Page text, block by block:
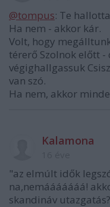
@tompus: Te
Ha nem - akkor kár.
Volt, hogy
térerő Szolnok előtt -
végighallgassuk
van szó.
Ha nem, akkor
Kalamona
"az elmúlt idők
na,nemááááááá!
skandináv utazgatás?